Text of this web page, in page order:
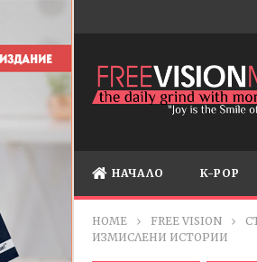
НАЧАЛО K-POP
HOME FREE VISION
ИЗМИСЛЕНИ ИСТОРИИ